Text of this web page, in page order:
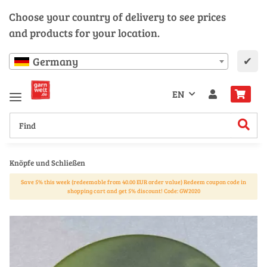
Choose your country of delivery to see prices
and products for your location.
Germany ✔
EN
Knöpfe und Schließen
Save 5% this week (redeemable from 40.00 EUR order value) Redeem coupon code in
shopping cart and get 5% discount! Code: GW2020